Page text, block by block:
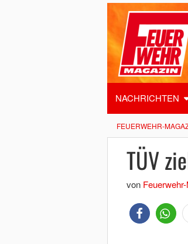
NACHRICHTEN
FEUERWEHR-
TÜV
von